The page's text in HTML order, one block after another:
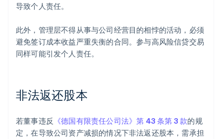
导致个人责任。
此外，管理层不得从事与公司经营目的相悖的活动，必须
避免签订成本收益严重失衡的合同。参与高风险信贷交易
同样可能引发个人责任。
非法返还股本
若董事违反 《德国有限责任公司法》第 43 条第 3 款的规
定，在导致公司资产减损的情况下非法返还股本，需承担